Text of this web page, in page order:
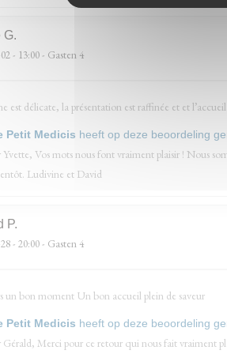
G
- 13:00 - Gasten 4
est délicate, la présentation est raffinée et et
Petit Medicis heeft op deze beoordeling
Vos mots nous font vraiment plaisir ! Nous
Ludivine et David
P
- 20:00 - Gasten 4
un bon moment Un bon accueil plein de saveur
Petit Medicis heeft op deze beoordeling
Merci pour ce retour qui nous fait vraiment